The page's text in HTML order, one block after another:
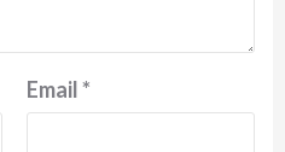
Email*